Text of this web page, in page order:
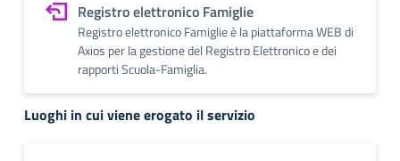
Registro elettronico Famiglie
Registro elettronico Famiglie è la piattaforma WEB di
Axios per la gestione del Registro Elettronico e dei
rapporti Scuola-Famiglia.
Luoghi in cui viene erogato il servizio